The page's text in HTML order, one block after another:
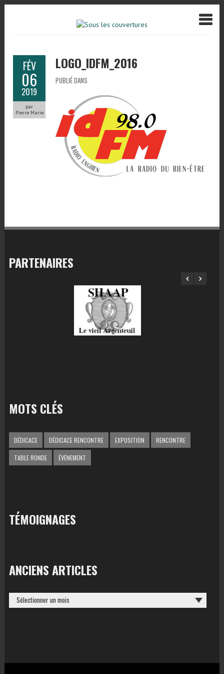
FÉV
06
2019
par
Pierre Marie
LOGO_IDFM_2016
PUBLIÉ DANS
PARTENAIRES
MOTS CLÉS
DÉDICACE DÉDICACE RENCONTRE EXPOSITION RENCONTRE
TABLE RONDE ÉVÉNEMENT
TÉMOIGNAGES
ANCIENS ARTICLES
ANCIENS